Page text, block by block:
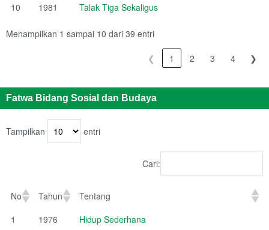
10
1981 Talak Tiga Sekaligus
Menampilkan 1 sampai 10 dari 39 entri
❮ 1 2 3 4 ❯
Fatwa Bidang Sosial dan Budaya
Tampilkan entri
Cari:
No Tahun
Tentang
1
1976
Hidup Sederhana